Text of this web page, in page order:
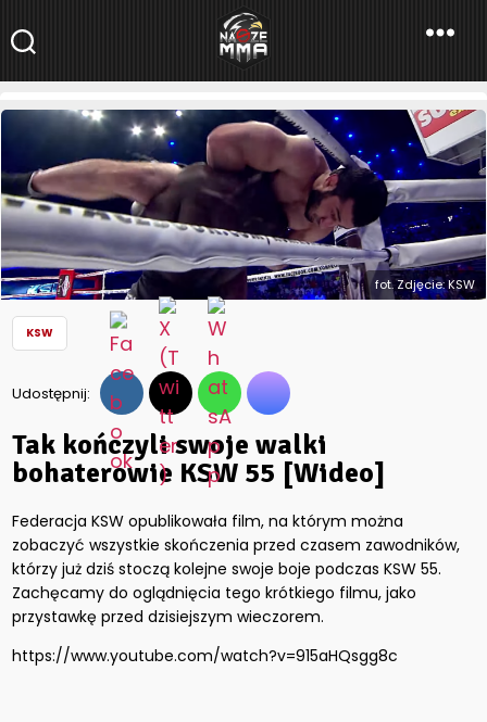
NaszeMMA
NaszeMMA.pl»Aktualności»Polskie MMA»KSW»Tak kończyli
swoje walki bohaterowie KSW 55 [Wideo]
fot. Zdjęcie: KSW
KSW
Udostępnij:
Tak kończyli swoje walki
bohaterowie KSW 55 [Wideo]
Federacja KSW opublikowała film, na którym można
zobaczyć wszystkie skończenia przed czasem zawodników,
którzy już dziś stoczą kolejne swoje boje podczas KSW 55.
Zachęcamy do oglądnięcia tego krótkiego filmu, jako
przystawkę przed dzisiejszym wieczorem.
https://www.youtube.com/watch?v=915aHQsgg8c